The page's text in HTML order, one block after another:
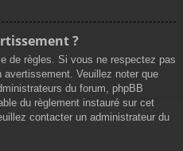
?
de règles. Si vous ne respectez pas
Veuillez noter que
du forum, phpBB
du règlement instauré sur cet
contacter un administrateur du